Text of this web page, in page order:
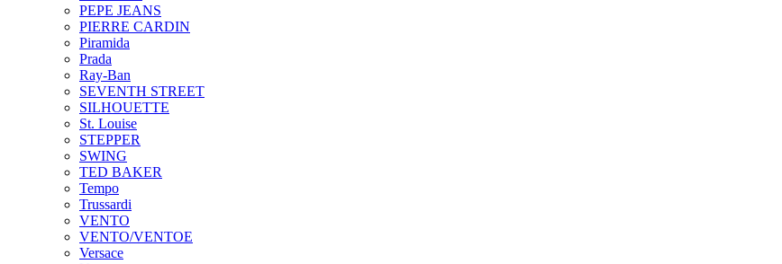
PEPE JEANS
PIERRE CARDIN
Piramida
Prada
Ray-Ban
SEVENTH STREET
SILHOUETTE
St. Louise
STEPPER
SWING
TED BAKER
Tempo
Trussardi
VENTO
VENTO/VENTOE
Versace